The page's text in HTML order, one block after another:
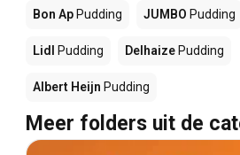
Bon Ap Pudding JUMBO Pudding
Lidl Pudding Delhaize Pudding
Albert Heijn Pudding
Meer folders uit de